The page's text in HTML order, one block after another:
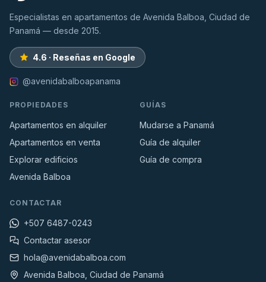
Especialistas en apartamentos de Avenida Balboa, Ciudad de
Panamá — desde 2015.
4.6 · Reseñas en Google
@avenidabalboapanama
PROPIEDADES
Apartamentos en alquiler
Apartamentos en venta
Explorar edificios
Avenida Balboa
GUÍAS
Mudarse a Panamá
Guía de alquiler
Guía de compra
CONTACTAR
+507 6487-0243
Contactar asesor
hola@avenidabalboa.com
Avenida Balboa, Ciudad de Panamá